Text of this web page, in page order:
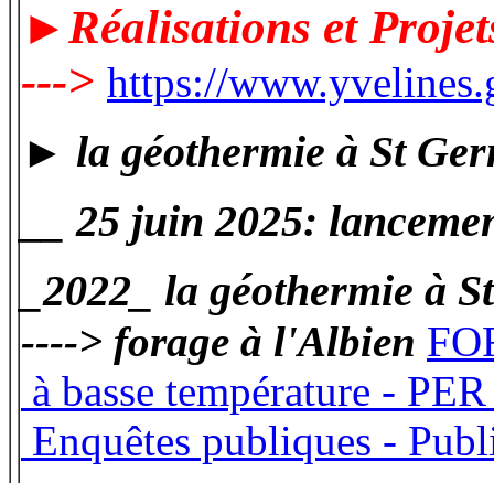
►Réalisations et
---> https://
► la géothermie à St
__ 25 juin 2025:
_2022_ la géothermie à
----> forage à l'Albien
à basse température -
Enquêtes publiques -